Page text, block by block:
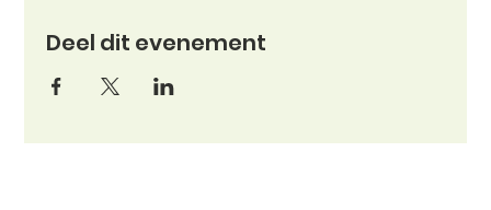
Deel dit evenement